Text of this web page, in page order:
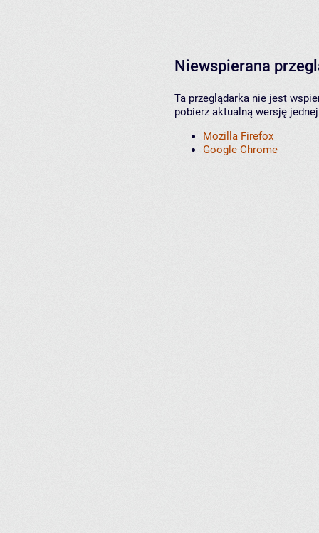
Niewspierana
Ta przeglądarka nie jest
pobierz aktualną wersję
Mozilla Firefox
Google Chrome